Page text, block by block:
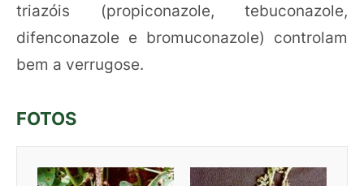
triazóis (propiconazole, tebuconazole,
difenconazole e bromuconazole) controlam
bem a verrugose.
FOTOS